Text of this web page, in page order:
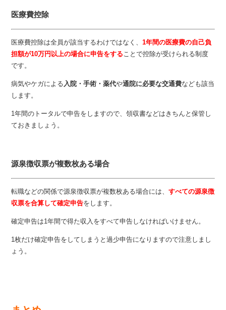
医療費控除
医療費控除は全員が該当するわけではなく、1年間の医療費の自己負
担額が10万円以上の場合に申告をする ことで控除が受けられる制度
です。
病気やケガによる 入院・手術・薬代や通院に必要な交通費なども該当
します。
1年間のトータルで申告をしますので、領収書などはきちんと保管し
ておきましょう。
源泉徴収票が複数枚ある場合
転職などの関係で源泉徴収票が複数枚ある場合には、すべての源泉徴
収票を合算して確定申告をします。
確定申告は1年間で得た収入をすべて申告しなければいけません。
1枚だけ確定申告をしてしまうと過少申告になりますので注意しまし
ょう。